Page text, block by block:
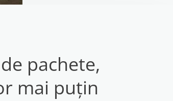
pachete,
mai puțin